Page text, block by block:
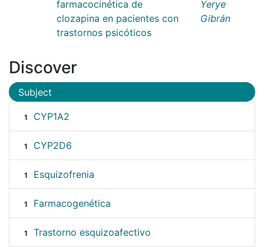
farmacocinética de
clozapina en pacientes con
trastornos psicóticos
Yerye
Gibrán
Discover
Subject
1 CYP1A2
1 CYP2D6
1 Esquizofrenia
1 Farmacogenética
1 Trastorno esquizoafectivo